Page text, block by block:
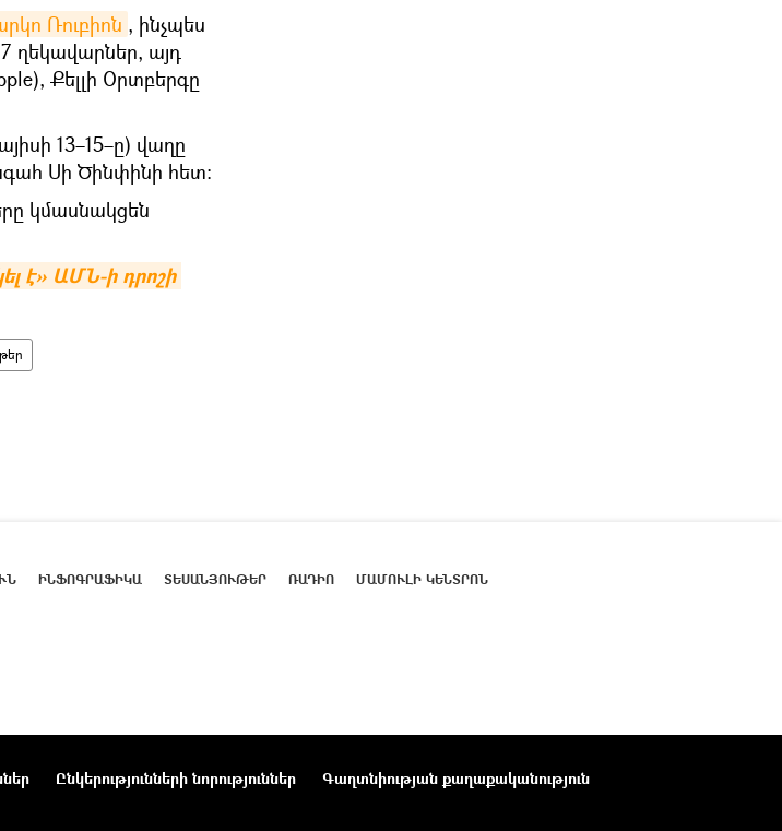
Ռուբիոն , ինչպես
ղեկավարներ, այդ
Քելլի Օրտբերգը
13–15–ը) վաղը
Սի Ծինփինի հետ։
կմասնակցեն
է» ԱՄՆ-ի դրոշի
ԻՆՖՈԳՐԱՖԻԿԱ ՏԵՍԱՆՅՈՒԹԵՐ ՌԱԴԻՈ ՄԱՄՈՒԼԻ ԿԵՆՏՐՈՆ
Ընկերությունների նորություններ
Գաղտնիության քաղաքականություն